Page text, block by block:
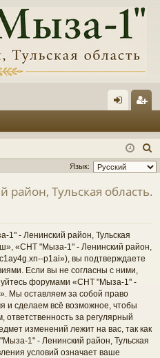
д ис
тр
о
Язык:
Тульская область.
- Ленинский район, Тульская
«СНТ "Мыза-1" - Ленинский район,
p1ai»), вы подтверждаете
Если вы не согласны с ними,
форумами «СНТ "Мыза-1" -
Мы оставляем за собой право
и сделаем всё возможное, чтобы
ответственность за регулярный
изменений лежит на вас, так как
1" - Ленинский район, Тульская
условий означает ваше